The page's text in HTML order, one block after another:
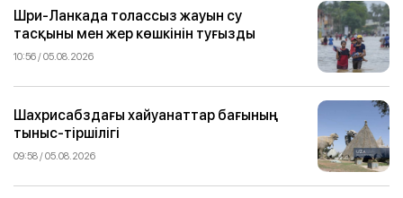
Шри-Ланкада толассыз жауын су
тасқыны мен жер көшкінін туғызды
10:56 / 05.08.2026
Шахрисабздағы хайуанаттар бағының
тыныс-тіршілігі
09:58 / 05.08.2026